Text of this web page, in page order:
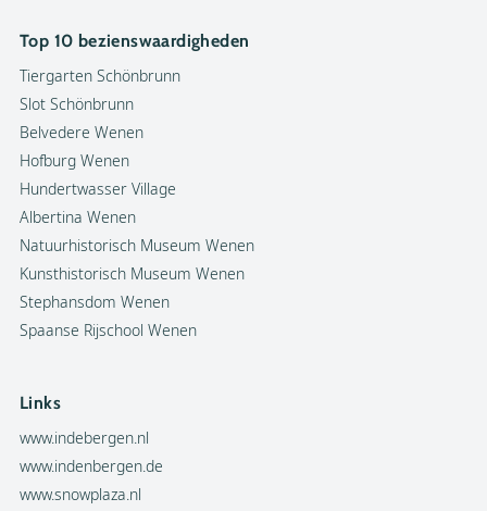
Top 10 bezienswaardigheden
Tiergarten Schönbrunn
Slot Schönbrunn
Belvedere Wenen
Hofburg Wenen
Hundertwasser Village
Albertina Wenen
Natuurhistorisch Museum Wenen
Kunsthistorisch Museum Wenen
Stephansdom Wenen
Spaanse Rijschool Wenen
Links
www.indebergen.nl
www.indenbergen.de
www.snowplaza.nl